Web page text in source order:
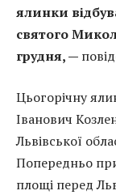
ялинки
святого
грудня, —
Цьогорічну
Іванович
Львівської
Попередньо
площі перед